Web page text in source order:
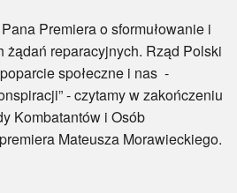
Premiera o sformułowanie i
reparacyjnych. Rząd Polski
społeczne i nas -
- czytamy w zakończeniu
Kombatantów i Osób
Mateusza Morawieckiego.